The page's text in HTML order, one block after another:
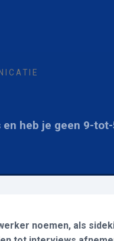
heb je geen 9-
noemen, als